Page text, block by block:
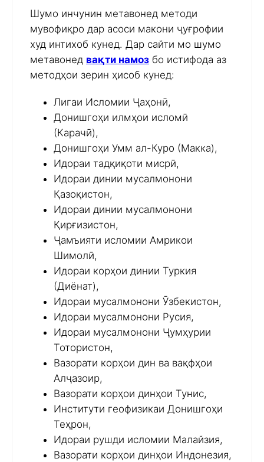
Шумо инчунин метавонед методи
мувофиқро дар асоси макони ҷуғрофии
худ интихоб кунед. Дар сайти мо шумо
метавонед вақти намоз бо истифода аз
методҳои зерин ҳисоб кунед:
Лигаи Исломии Ҷаҳонӣ,
Донишгоҳи илмҳои исломӣ
(Карачӣ),
Донишгоҳи Умм ал-Куро (Макка),
Идораи тадқиқоти мисрӣ,
Идораи динии мусалмонони
Қазоқистон,
Идораи динии мусалмонони
Қирғизистон,
Ҷамъияти исломии Амрикои
Шимолӣ,
Идораи корҳои динии Туркия
(Диёнат),
Идораи мусалмонони Ӯзбекистон,
Идораи мусалмонони Русия,
Идораи мусалмонони Ҷумҳурии
Тотористон,
Вазорати корҳои дин ва вақфҳои
Алҷазоир,
Вазорати корҳои динҳои Тунис,
Институти геофизикаи Донишгоҳи
Теҳрон,
Идораи рушди исломии Малайзия,
Вазорати корҳои динҳои Индонезия,